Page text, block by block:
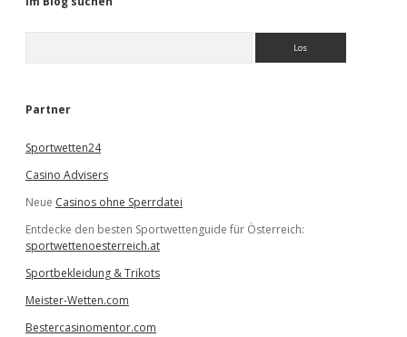
e
Partner
Sportwetten24
Casino Advisers
Neue Casinos ohne Sperrdatei
Entdecke den besten Sportwettenguide für Österreich:
sportwettenoesterreich.at
Sportbekleidung & Trikots
Meister-Wetten.com
Bestercasinomentor.com